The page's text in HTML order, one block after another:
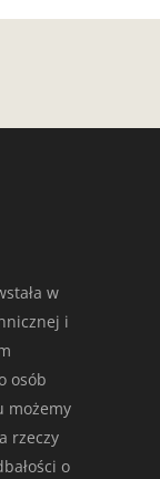
w
i
osób
możemy
rzeczy
o